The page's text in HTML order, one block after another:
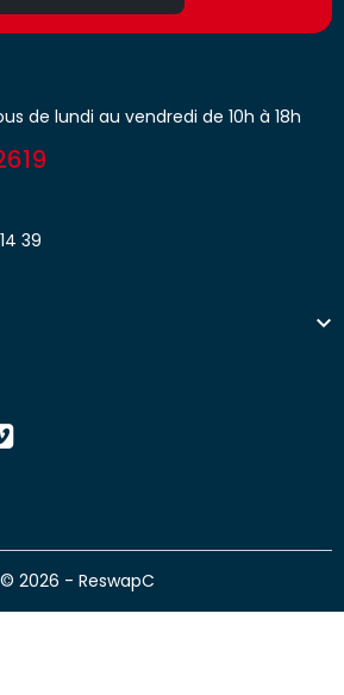
de lundi au vendredi de 10h à 18h
39

© 2026 - ReswapC